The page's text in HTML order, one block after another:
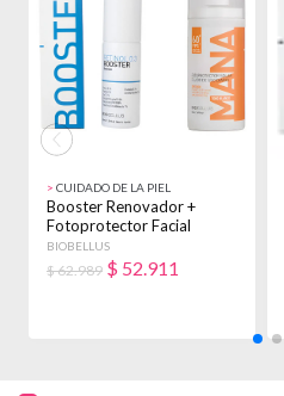
> CUIDADO DE LA PIEL
Booster Renovador +
Fotoprotector Facial
Biobellus Seca Noche
BIOBELLUS
$ 62.989 $ 52.911